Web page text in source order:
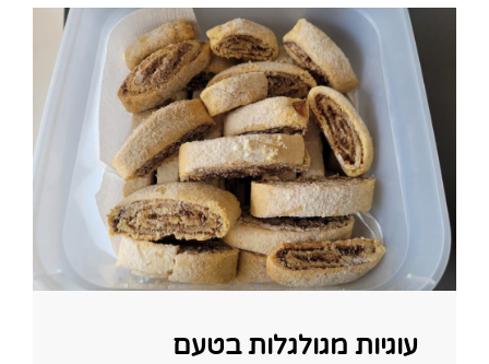
עוגיות מגולגלות בטעם